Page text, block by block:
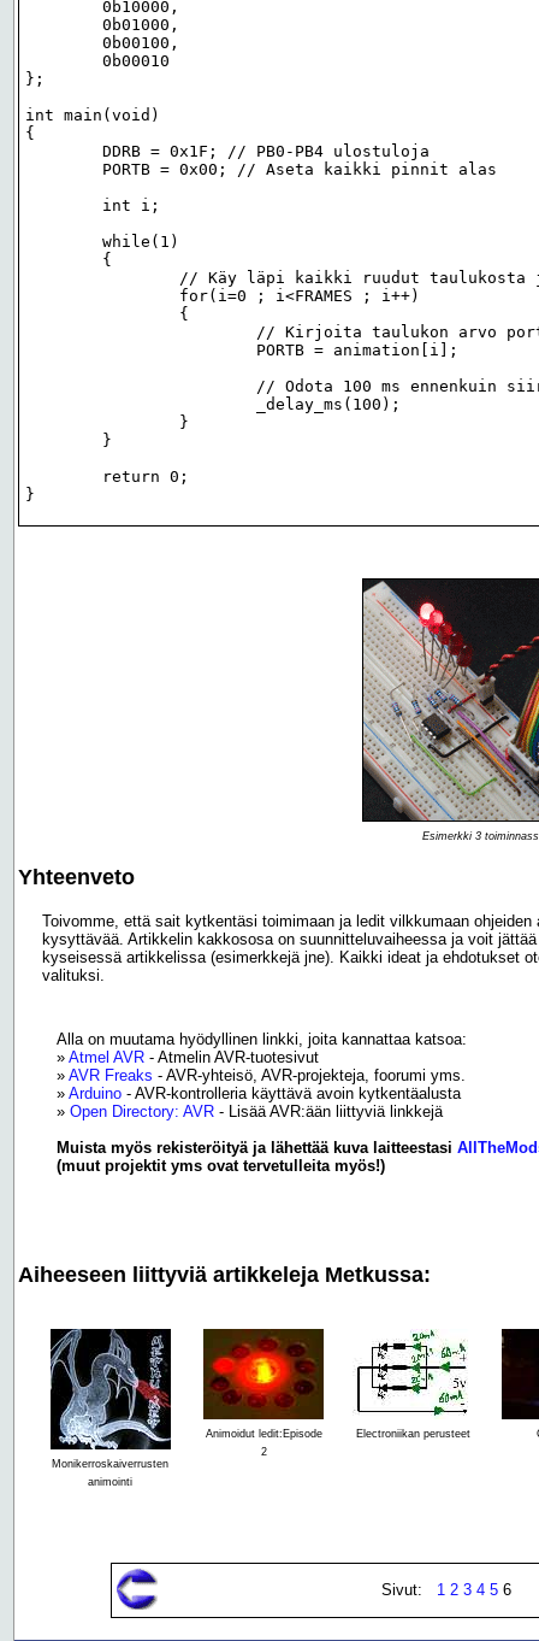
};
int main(void)
{
Esimerkki 3
Yhteenveto
Toivomme, että sait kytkentäsi toimimaan ja ledit vilkkumaan
kysyttävää. Artikkelin kakkososa on suunnitteluvaiheessa ja voit
kyseisessä artikkelissa (esimerkkejä jne). Kaikki ideat ja ehdotukset
valituksi.
Alla on muutama hyödyllinen linkki, joita kannattaa katsoa:
» Atmel AVR - Atmelin AVR-tuotesivut
» AVR Freaks - AVR-yhteisö, AVR-projekteja, foorumi yms.
» Arduino - AVR-kontrolleria käyttävä avoin kytkentäalusta
» Open Directory: AVR - Lisää AVR:ään liittyviä linkkejä
Muista myös rekisteröityä ja lähettää kuva laitteestasi
(muut projektit yms ovat tervetulleita myös!)
Aiheeseen liittyviä artikkeleja Metkussa:
Monikerroskaiverrusten
animointi
Animoidut ledit:Episode
2
Electroniikan perusteet
Sivut: 1 2 3 4 56